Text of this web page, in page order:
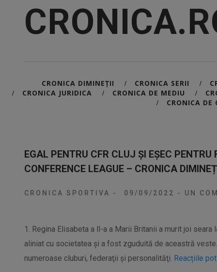
CRONICA DIMINEȚII / CRONICA SERII /
/ CRONICA JURIDICA / CRONICA DE MEDIU /
/ CRONICA DE
EGAL PENTRU CFR CLUJ ȘI EȘEC
CONFERENCE LEAGUE – CRONICA
CRONICA SPORTIVA - 09/09/2022 - UN
1. Regina Elisabeta a ll-a a Marii Britanii a murit joi
aliniat cu societatea și a fost zguduită de aceastră
numeroase cluburi, federaţii şi personalităţi. Reacțiile